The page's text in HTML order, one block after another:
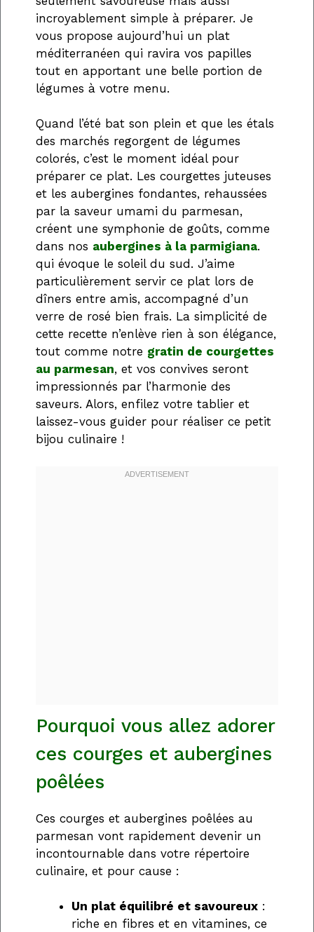
incroyablement simple à préparer. Je
vous propose aujourd’hui un plat
méditerranéen qui ravira vos papilles
tout en apportant une belle portion de
légumes à votre menu.
Quand l’été bat son plein et que les étals
des marchés regorgent de légumes
colorés, c’est le moment idéal pour
préparer ce plat. Les courgettes juteuses
et les aubergines fondantes, rehaussées
par la saveur umami du parmesan,
créent une symphonie de goûts, comme
dans nos aubergines à la parmigiana.
qui évoque le soleil du sud. J’aime
particulièrement servir ce plat lors de
dîners entre amis, accompagné d’un
verre de rosé bien frais. La simplicité de
cette recette n’enlève rien à son élégance,
tout comme notre gratin de courgettes
au parmesan, et vos convives seront
impressionnés par l’harmonie des
saveurs. Alors, enfilez votre tablier et
laissez-vous guider pour réaliser ce petit
bijou culinaire !
Pourquoi vous allez adorer
ces courges et aubergines
poêlées
Ces courges et aubergines poêlées au
parmesan vont rapidement devenir un
incontournable dans votre répertoire
culinaire, et pour cause :
Un plat équilibré et savoureux :
riche en fibres et en vitamines, ce